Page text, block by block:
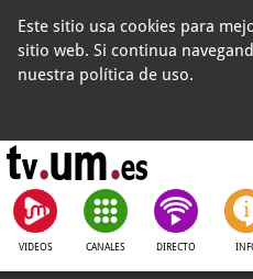
Este sitio usa cookies para
sitio web. Si continua
nuestra política de uso.
VIDEOS CANALES DIRECTO